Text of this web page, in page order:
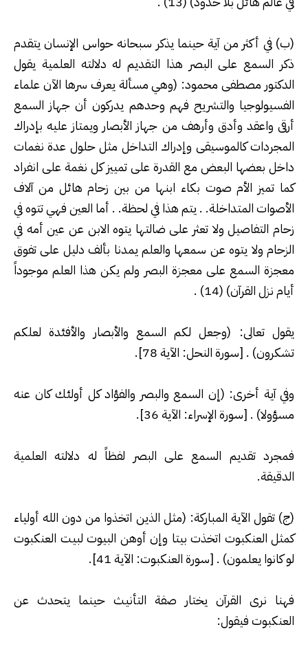
(ب) في أكثر من آية حينما يذكر سبحانه حواس الإنسان يتقدم
ذكر السمع على البصر هذا التقديم له دلالته العلمية يقول
الدكتور مصطفى محمود: (وهي مسألة يعرف سرها الآن علماء
الفسيولوجيا والتشريح فهم وحدهم يدركون أن جهاز السمع
أرقى واعقد وأدق وأرهف من جهاز الأبصار ويمتاز عليه بإدراك
المجردات كالموسيقى وإدراك التداخل مثل حلول عدة نغمات
داخل بعضها البعض مع القدرة على تمييز كل نغمة على انفراد
كما تميز الأم صوت بكاء ابنها من بين زحام هائل من آلاف
الأصوات المتداخلة. . يتم هذا في لحظة. . أما العين فهي تتوه في
زحام التفاصيل ولا تعثر على ضالتها يتوه الابن عن عين أمه في
الزحام ولا يتوه عن سمعها والعلم يمدنا بألف دليل على تفوق
معجزة السمع على معجزة البصر ولم يكن هذا العلم موجوداً
أيام نزل القرآن) (14
) .
يقول تعالى: (وجعل لكم السمع والأبصار والأفئدة لعلكم
تشكرون) . [سورة النحل: الآية 78
].
وفي آية أخرى: (إن السمع والبصر والفؤاد كل أولئك كان عنه
مسؤولا) . [سورة الإسراء: الآية 36
].
فمجرد تقديم السمع على البصر لفظاً له دلالته العلمية
الدقيقة.
(ج) تقول الآية المباركة: (مثل الذين اتخذوا من دون الله أولياء
كمثل العنكبوت اتخذت بيتا وإن أوهن البيوت لبيت العنكبوت
لو كانوا يعلمون) . [سورة العنكبوت: الآية 41
].
فهنا نرى القرآن يختار صفة التأنيث حينما يتحدث عن
العنكبوت فيقول: